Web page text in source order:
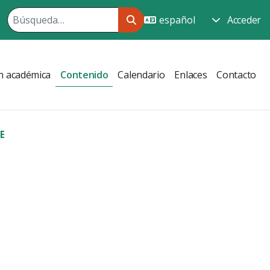
Acceder
académica Contenido Calendario Enlaces Contacto